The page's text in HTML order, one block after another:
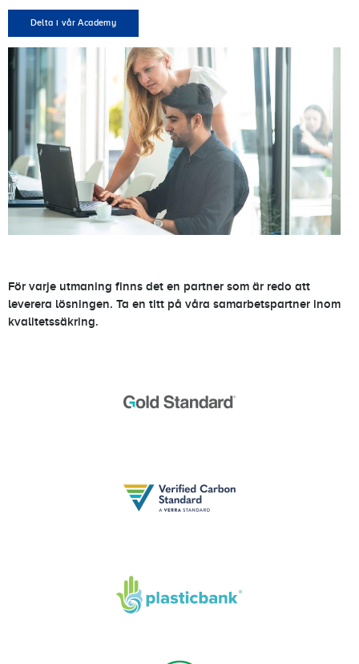
Delta i vår Academy
För varje utmaning finns det en partner som är redo att
leverera lösningen. Ta en titt på våra samarbetspartner inom
kvalitetssäkring.